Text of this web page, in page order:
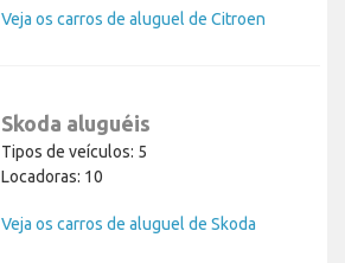
Veja os carros de aluguel de Citroen
Skoda aluguéis
Tipos de veículos: 5
Locadoras: 10
Veja os carros de aluguel de Skoda